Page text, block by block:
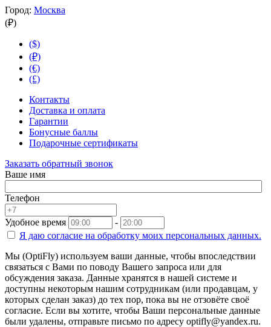
Город: Москва
(₽)
($)
(₽)
(€)
(£)
Контакты
Доставка и оплата
Гарантии
Бонусные баллы
Подарочные сертификаты
Заказать обратный звонок
Ваше имя
Телефон
Удобное время
-
Я даю согласие на обработку моих персональных данных.
Мы (OptiFly) используем ваши данные, чтобы впоследствии
связаться с Вами по поводу Вашего запроса или для
обсуждения заказа. Данные хранятся в нашей системе и
доступны некоторым нашим сотрудникам (или продавцам, у
которых сделан заказ) до тех пор, пока вы не отзовёте своё
согласие. Если вы хотите, чтобы Ваши персональные данные
были удалены, отправьте письмо по адресу optifly@yandex.ru.